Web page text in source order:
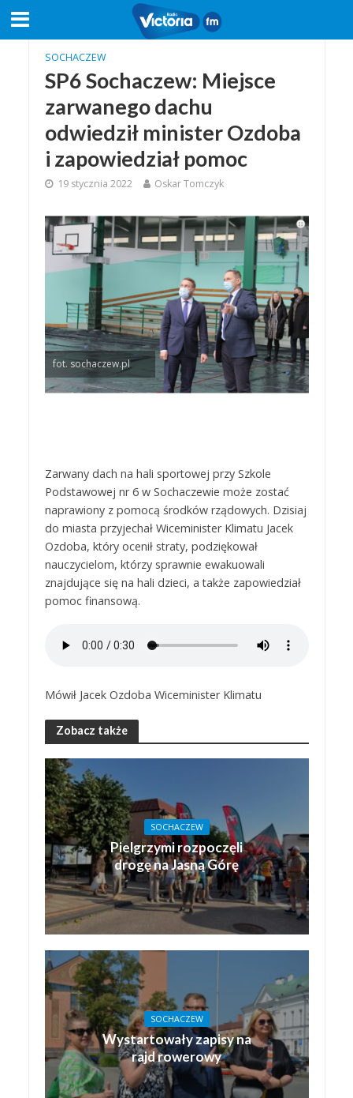
SOCHACZEW
SP6 Sochaczew: Miejsce
zarwanego dachu
odwiedził minister Ozdoba
i zapowiedział pomoc
19 stycznia 2022 Oskar Tomczyk
fot. sochaczew.pl
Zarwany dach na hali sportowej przy Szkole
Podstawowej nr 6 w Sochaczewie może zostać
naprawiony z pomocą środków rządowych. Dzisiaj
do miasta przyjechał Wiceminister Klimatu Jacek
Ozdoba, który ocenił straty, podziękował
nauczycielom, którzy sprawnie ewakuowali
znajdujące się na hali dzieci, a także zapowiedział
pomoc finansową.
Mówił Jacek Ozdoba Wiceminister Klimatu
Zobacz także
SOCHACZEW
Pielgrzymi rozpoczęli
drogę na Jasną Górę
SOCHACZEW
Wystartowały zapisy na
rajd rowerowy